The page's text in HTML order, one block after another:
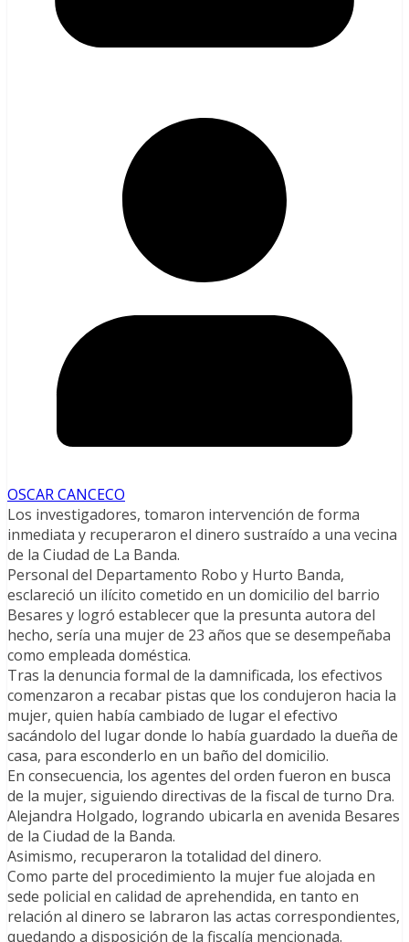
OSCAR CANCECO
Los investigadores, tomaron intervención de forma
inmediata y recuperaron el dinero sustraído a una vecina
de la Ciudad de La Banda.
Personal del Departamento Robo y Hurto Banda,
esclareció un ilícito cometido en un domicilio del barrio
Besares y logró establecer que la presunta autora del
hecho, sería una mujer de 23 años que se desempeñaba
como empleada doméstica.
Tras la denuncia formal de la damnificada, los efectivos
comenzaron a recabar pistas que los condujeron hacia la
mujer, quien había cambiado de lugar el efectivo
sacándolo del lugar donde lo había guardado la dueña de
casa, para esconderlo en un baño del domicilio.
En consecuencia, los agentes del orden fueron en busca
de la mujer, siguiendo directivas de la fiscal de turno Dra.
Alejandra Holgado, logrando ubicarla en avenida Besares
de la Ciudad de la Banda.
Asimismo, recuperaron la totalidad del dinero.
Como parte del procedimiento la mujer fue alojada en
sede policial en calidad de aprehendida, en tanto en
relación al dinero se labraron las actas correspondientes,
quedando a disposición de la fiscalía mencionada.